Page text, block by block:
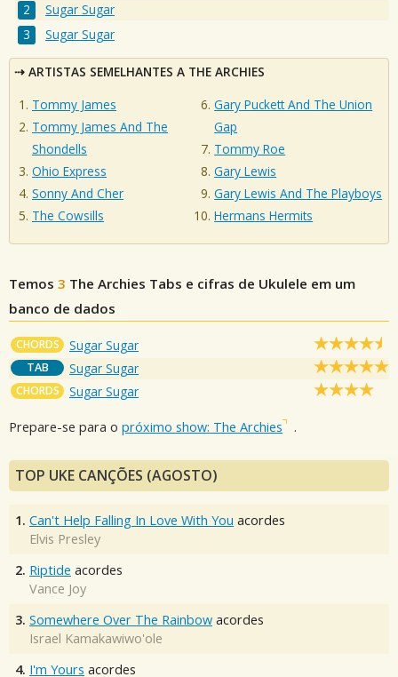
Sugar Sugar
Sugar Sugar
ARTISTAS SEMELHANTES A THE ARCHIES
Tommy James
Tommy James And The
Shondells
Ohio Express
Sonny And Cher
The Cowsills
Gary Puckett And The Union
Gap
Tommy Roe
Gary Lewis
Gary Lewis And The Playboys
Hermans Hermits
Temos 3 The Archies Tabs e cifras de Ukulele em um
banco de dados
CHORDS Sugar Sugar
TAB Sugar Sugar
CHORDS Sugar Sugar
Prepare-se para o próximo show: The Archies .
TOP UKE CANÇÕES (AGOSTO)
1. Can't Help Falling In Love With You acordes
Elvis Presley
2. Riptide acordes
Vance Joy
3. Somewhere Over The Rainbow acordes
Israel Kamakawiwo'ole
4. I'm Yours acordes